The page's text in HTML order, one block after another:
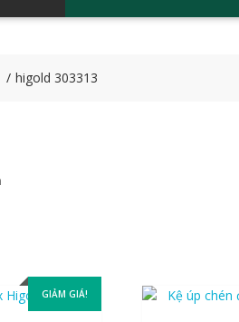
higold 303313
cao
đến
GIẢM GIÁ!